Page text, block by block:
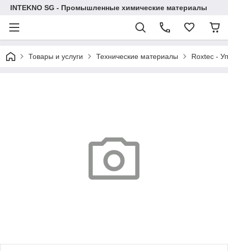
INTEKNO SG - Промышленные химические материалы
Товары и услуги Технические материалы Roxtec -